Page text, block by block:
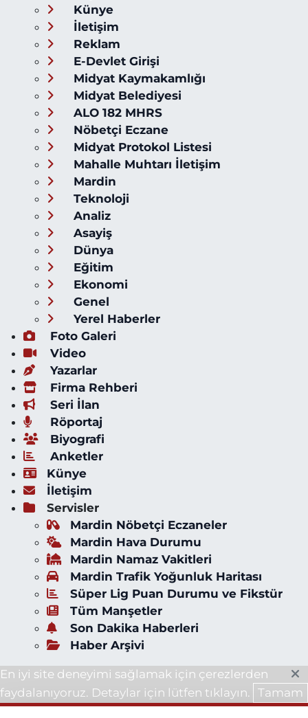
Künye
İletişim
Reklam
E-Devlet Girişi
Midyat Kaymakamlığı
Midyat Belediyesi
ALO 182 MHRS
Nöbetçi Eczane
Midyat Protokol Listesi
Mahalle Muhtarı İletişim
Mardin
Teknoloji
Analiz
Asayiş
Dünya
Eğitim
Ekonomi
Genel
Yerel Haberler
Foto Galeri
Video
Yazarlar
Firma Rehberi
Seri İlan
Röportaj
Biyografi
Anketler
Künye
İletişim
Servisler
Mardin Nöbetçi Eczaneler
Mardin Hava Durumu
Mardin Namaz Vakitleri
Mardin Trafik Yoğunluk Haritası
Süper Lig Puan Durumu ve Fikstür
Tüm Manşetler
Son Dakika Haberleri
Haber Arşivi
En iyi site deneyimi sağlamak için çerezlerden
faydalanıyoruz. Detaylar için lütfen tıklayın.
Tamam